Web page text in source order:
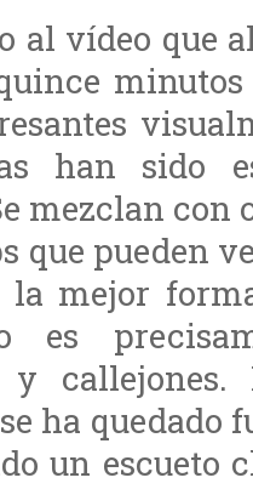
al vídeo que
han sido
mezclan con
que pueden
la mejor
es
y
ha quedado
un escueto